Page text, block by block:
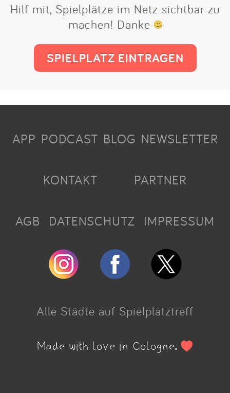
Hilf mit, Spielplätze im Netz sichtbar zu
machen! Danke
SPIELPLATZ EINTRAGEN
APP PODCAST BLOG NEWSLETTER
KONTAKT PARTNER
AGB DATENSCHUTZ IMPRESSUM
Alle Städte auf Spielplatztreff
Made with love in Cologne.